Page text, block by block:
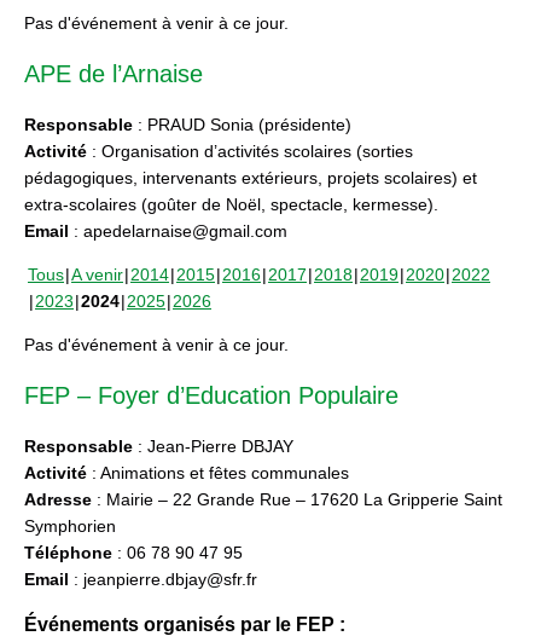
Pas d'événement à venir à ce jour.
APE de l’Arnaise
Responsable : PRAUD Sonia (présidente)
Activité : Organisation d’activités scolaires (sorties
pédagogiques, intervenants extérieurs, projets scolaires) et
extra-scolaires (goûter de Noël, spectacle, kermesse).
Email : apedelarnaise@gmail.com
Tous A venir 2014 2015 2016 2017 2018 2019 2020 2022
2023 2024 2025 2026
Pas d'événement à venir à ce jour.
FEP – Foyer d’Education Populaire
Responsable : Jean-Pierre DBJAY
Activité : Animations et fêtes communales
Adresse : Mairie – 22 Grande Rue – 17620 La Gripperie Saint
Symphorien
Téléphone : 06 78 90 47 95
Email : jeanpierre.dbjay@sfr.fr
Événements organisés par le FEP :